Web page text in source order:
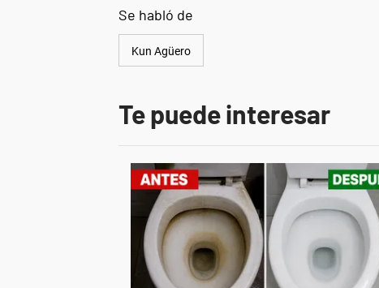
Se habló de
Kun Agüero
Te puede interesar